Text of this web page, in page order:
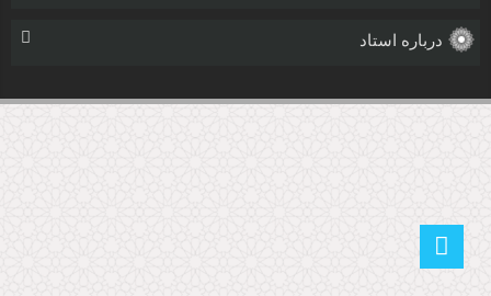
درباره استاد